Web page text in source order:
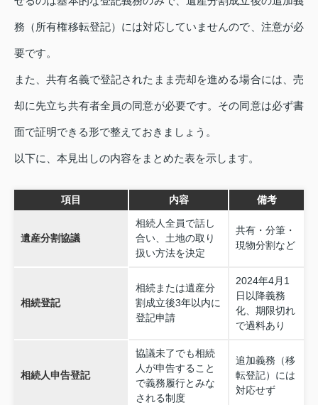
務（所有権移転登記）には対応していませんので、注意が必
要です。
また、共有名義で登記されたまま売却を進める場合には、売
却に先立ち共有者全員の同意が必要です。その同意は必ず書
面で証明できる形で整えておきましょう。
以下に、本見出しの内容をまとめた表を示します。
項目 内容 備考
遺産分割協議
相続人全員で話し
合い、土地の取り
扱い方法を決定
共有・分筆・
現物分割など
相続登記
相続または遺産分
割成立後3年以内に
登記申請
2024年4月1
日以降義務
化、期限切れ
で過料あり
相続人申告登記
協議未了でも相続
人が申告すること
で義務履行とみな
される制度
追加義務（移
転登記）には
対応せず